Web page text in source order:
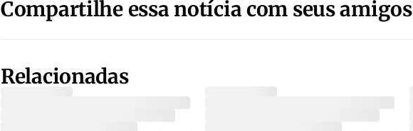
Compartilhe essa notícia com seus amigos
Relacionadas